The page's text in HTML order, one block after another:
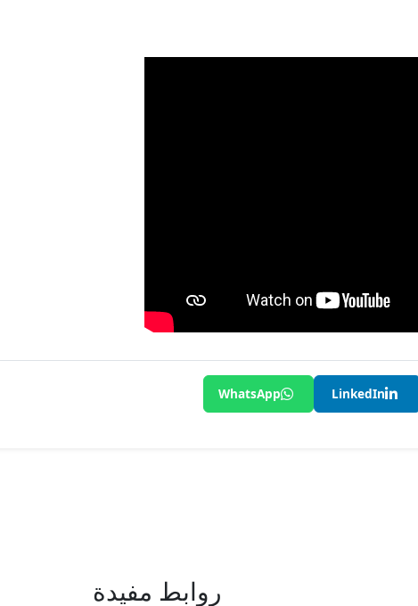
LinkedIn
WhatsApp
روابط مفيدة